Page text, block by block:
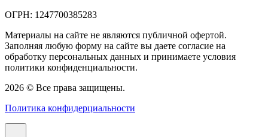
ОГРН: 1247700385283
Материалы на сайте не являются публичной офертой.
Заполняя любую форму на сайте вы даете согласие на
обработку персональных данных и принимаете условия
политики конфиденциальности.
2026 © Все права защищены.
Политика конфидерциальности